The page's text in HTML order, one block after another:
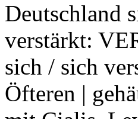
Deutschland
verstärkt:
sich / sich
Öfteren |